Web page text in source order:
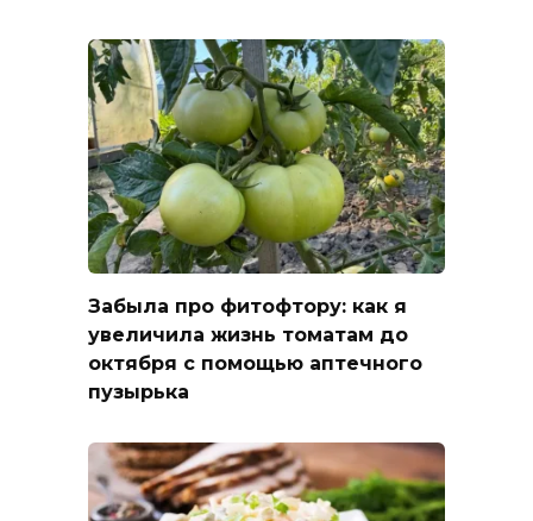
Забыла про фитофтору: как я
увеличила жизнь томатам до
октября с помощью аптечного
пузырька